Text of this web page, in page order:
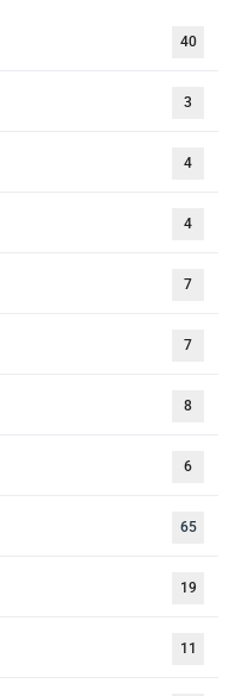
40
3
4
4
7
7
8
6
65
19
11